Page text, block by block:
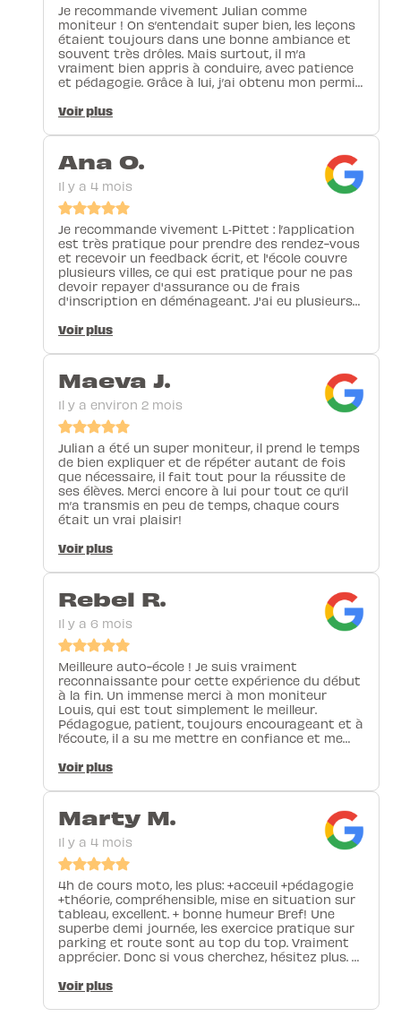
Je recommande vivement Julian comme
moniteur ! On s’entendait super bien, les leçons
étaient toujours dans une bonne ambiance et
souvent très drôles. Mais surtout, il m’a
vraiment bien appris à conduire, avec patience
et pédagogie. Grâce à lui, j’ai obtenu mon permis
Voir plus
Ana O.
Il y a 4 mois
Je recommande vivement L‑Pittet : l’application
est très pratique pour prendre des rendez-vous
et recevoir un feedback écrit, et l'école couvre
plusieurs villes, ce qui est pratique pour ne pas
devoir repayer d'assurance ou de frais
d'inscription en déménageant. J'ai eu plusieurs
à chaque fois c'était d'excellentes expériences.
comme moniteur : il a été incroyablement
patient et flexible avec mon emploi du temps
chargé, et trouvait toujours de nouvelles
méthodes pour m’aider à comprendre et
progresser.
Voir plus
Maeva J.
Il y a environ 2 mois
Julian a été un super moniteur, il prend le temps
de bien expliquer et de répéter autant de fois
que nécessaire, il fait tout pour la réussite de
ses élèves. Merci encore à lui pour tout ce qu’il
m’a transmis en peu de temps, chaque cours
était un vrai plaisir!
Voir plus
Rebel R.
Il y a 6 mois
Meilleure auto-école ! Je suis vraiment
reconnaissante pour cette expérience du début
à la fin. Un immense merci à mon moniteur
Louis, qui est tout simplement le meilleur.
Pédagogue, patient, toujours encourageant et à
l’écoute, il a su me mettre en confiance et me
réussi là où je doutais, et il a clairement rendu
les yeux fermés, surtout si vous avez la chance
d’avoir Louis comme instructeur. Merci pour
tout !
Voir plus
Marty M.
Il y a 4 mois
4h de cours moto, les plus: +acceuil +pédagogie
+théorie, compréhensible, mise en situation sur
tableau, excellent. + bonne humeur Bref! Une
superbe demi journée, les exercice pratique sur
parking et route sont au top du top. Vraiment
apprécier. Donc si vous cherchez, hésitez plus. L-
Voir plus